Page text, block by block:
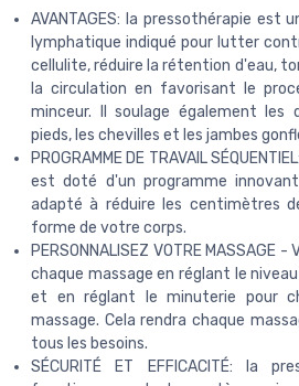
AVANTAGES: la pressothérapie est
lymphatique indiqué pour lutter
cellulite, réduire la rétention d'eau,
la circulation en favorisant le
minceur. Il soulage également les
pieds, les chevilles et les jambes
PROGRAMME DE TRAVAIL
est doté d'un programme
adapté à réduire les centimètres
forme de votre corps.
PERSONNALISEZ VOTRE MASSAGE
chaque massage en réglant le
et en réglant le minuterie pour
massage. Cela rendra chaque
tous les besoins.
SÉCURITÉ ET EFFICACITÉ: la